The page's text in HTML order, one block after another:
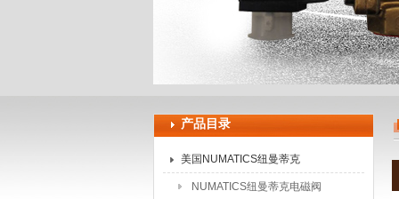
上海申思特自动化设备有限公司
产品目录
美国NUMATICS纽曼蒂克
NUMATICS纽曼蒂克电磁阀